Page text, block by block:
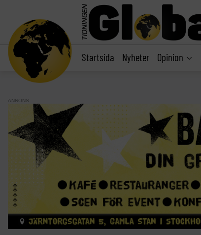
Startsida Nyheter Opinion
ANNONS